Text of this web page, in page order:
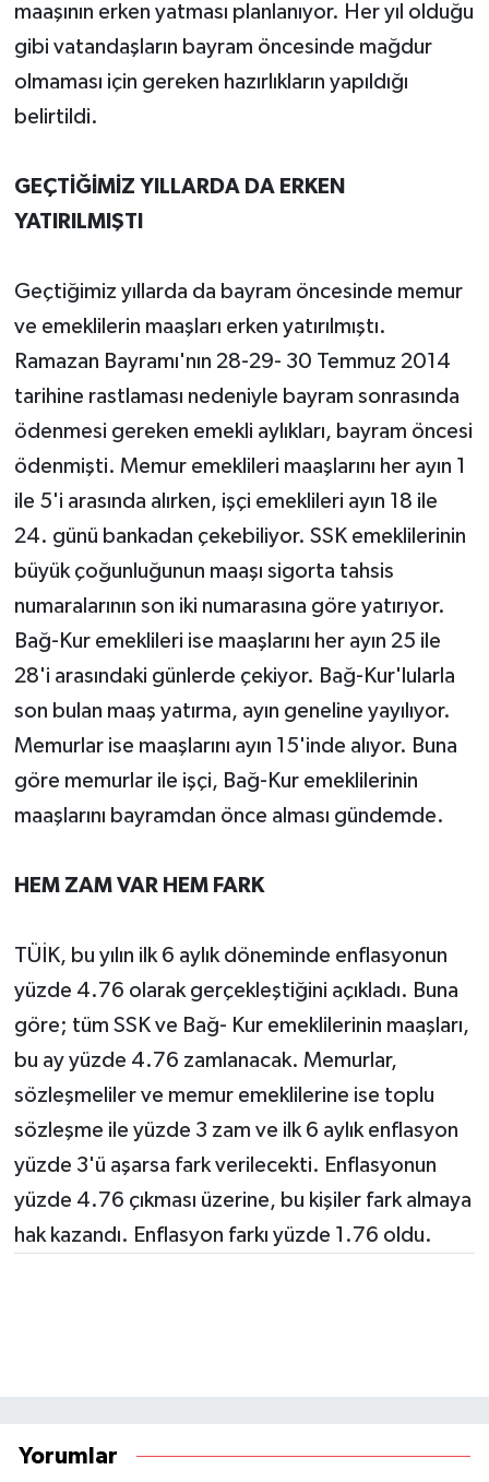
maaşının erken yatması planlanıyor. Her yıl olduğu
gibi vatandaşların bayram öncesinde mağdur
olmaması için gereken hazırlıkların yapıldığı
belirtildi.
GEÇTİĞİMİZ YILLARDA DA ERKEN
YATIRILMIŞTI
Geçtiğimiz yıllarda da bayram öncesinde memur
ve emeklilerin maaşları erken yatırılmıştı.
Ramazan Bayramı'nın 28-29- 30 Temmuz 2014
tarihine rastlaması nedeniyle bayram sonrasında
ödenmesi gereken emekli aylıkları, bayram öncesi
ödenmişti. Memur emeklileri maaşlarını her ayın 1
ile 5'i arasında alırken, işçi emeklileri ayın 18 ile
24. günü bankadan çekebiliyor. SSK emeklilerinin
büyük çoğunluğunun maaşı sigorta tahsis
numaralarının son iki numarasına göre yatırıyor.
Bağ-Kur emeklileri ise maaşlarını her ayın 25 ile
28'i arasındaki günlerde çekiyor. Bağ-Kur'lularla
son bulan maaş yatırma, ayın geneline yayılıyor.
Memurlar ise maaşlarını ayın 15'inde alıyor. Buna
göre memurlar ile işçi, Bağ-Kur emeklilerinin
maaşlarını bayramdan önce alması gündemde.
HEM ZAM VAR HEM FARK
TÜİK, bu yılın ilk 6 aylık döneminde enflasyonun
yüzde 4.76 olarak gerçekleştiğini açıkladı. Buna
göre; tüm SSK ve Bağ- Kur emeklilerinin maaşları,
bu ay yüzde 4.76 zamlanacak. Memurlar,
sözleşmeliler ve memur emeklilerine ise toplu
sözleşme ile yüzde 3 zam ve ilk 6 aylık enflasyon
yüzde 3'ü aşarsa fark verilecekti. Enflasyonun
yüzde 4.76 çıkması üzerine, bu kişiler fark almaya
hak kazandı. Enflasyon farkı yüzde 1.76 oldu.
Yorumlar